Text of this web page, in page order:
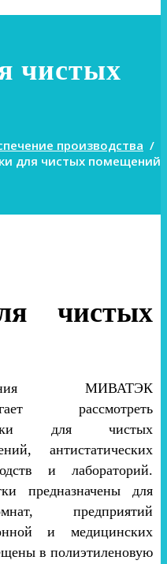
чистых
производства /
для чистых помещений
чистых
МИВАТЭК
рассмотреть
для чистых
антистатических
и лабораторий.
предназначены для
предприятий
и медицинских
в полиэтиленовую